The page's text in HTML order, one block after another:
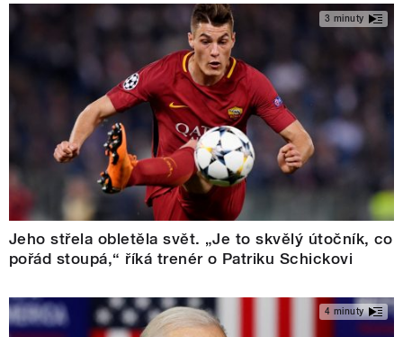
3 minuty
Jeho střela obletěla svět. „Je to skvělý útočník, co
pořád stoupá,“ říká trenér o Patriku Schickovi
4 minuty